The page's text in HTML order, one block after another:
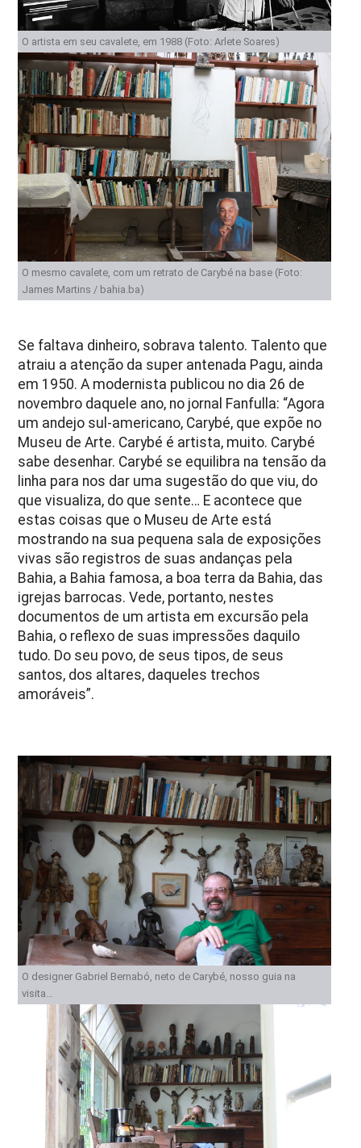
O artista em seu cavalete, em 1988 (Foto: Arlete Soares)
O mesmo cavalete, com um retrato de Carybé na base (Foto:
James Martins / bahia.ba)
Se faltava dinheiro, sobrava talento. Talento que
atraiu a atenção da super antenada Pagu, ainda
em 1950. A modernista publicou no dia 26 de
novembro daquele ano, no jornal Fanfulla: “Agora
um andejo sul-americano, Carybé, que expõe no
Museu de Arte. Carybé é artista, muito. Carybé
sabe desenhar. Carybé se equilibra na tensão da
linha para nos dar uma sugestão do que viu, do
que visualiza, do que sente… E acontece que
estas coisas que o Museu de Arte está
mostrando na sua pequena sala de exposições
vivas são registros de suas andanças pela
Bahia, a Bahia famosa, a boa terra da Bahia, das
igrejas barrocas. Vede, portanto, nestes
documentos de um artista em excursão pela
Bahia, o reflexo de suas impressões daquilo
tudo. Do seu povo, de seus tipos, de seus
santos, dos altares, daqueles trechos
amoráveis”.
O designer Gabriel Bernabó, neto de Carybé, nosso guia na
visita…